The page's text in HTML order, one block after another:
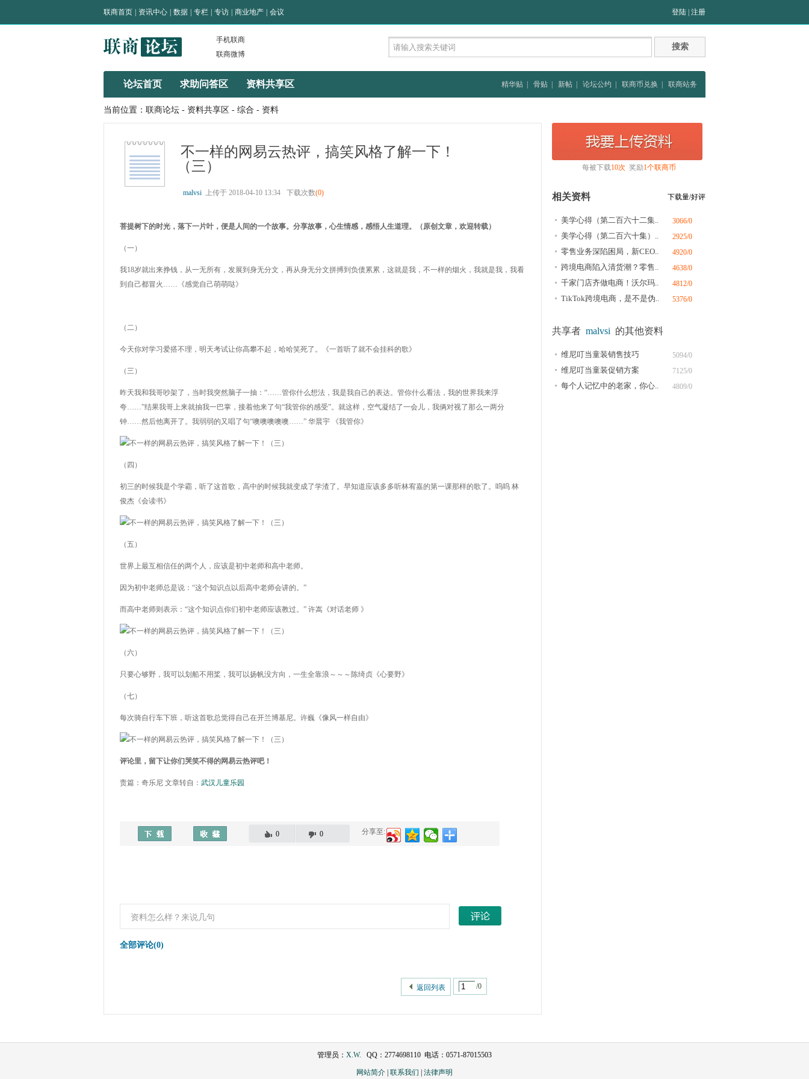
联商首页 资讯中心 数据 专栏 专访 商业地产 会议 登陆 注册
手机联商
联商微博
论坛首页 求助问答区 资料共享区 精华贴 骨贴 新帖 论坛公约 联商币兑换 联商站务
当前位置： 联商论坛 - 资料共享区 - 综合 - 资料
不一样的网易云热评，搞笑风格了解一下！
（三）
malvsi 上传于 2018-04-10 13:34 下载次数(0)
菩提树下的时光，落下一片叶，便是人间的一个故事。分享故事，心生情感，感悟人生道理。（原创文章，欢迎转载）
（一）
我18岁就出来挣钱，从一无所有，发展到身无分文，再从身无分文拼搏到负债累累，这就是我，不一样的烟火，我就是我，我看
到自己都冒火……《感觉自己萌萌哒》
（二）
今天你对学习爱搭不理，明天考试让你高攀不起，哈哈笑死了。《一首听了就不会挂科的歌》
（三）
昨天我和我哥吵架了，当时我突然脑子一抽：“……管你什么想法，我是我自己的表达。管你什么看法，我的世界我来浮
夸……”结果我哥上来就抽我一巴掌，接着他来了句“我管你的感受”。就这样，空气凝结了一会儿，我俩对视了那么一两分
钟……然后他离开了。我弱弱的又唱了句“噢噢噢噢噢……” 华晨宇 《我管你》
（四）
初三的时候我是个学霸，听了这首歌，高中的时候我就变成了学渣了。早知道应该多多听林宥嘉的第一课那样的歌了。呜呜 林
俊杰《会读书》
（五）
世界上最互相信任的两个人，应该是初中老师和高中老师。
因为初中老师总是说：“这个知识点以后高中老师会讲的。”
而高中老师则表示：“这个知识点你们初中老师应该教过。” 许嵩《对话老师 》
（六）
只要心够野，我可以划船不用桨，我可以扬帆没方向，一生全靠浪～～～陈绮贞《心要野》
（七）
每次骑自行车下班，听这首歌总觉得自己在开兰博基尼。许巍《像风一样自由》
评论里，留下让你们哭笑不得的网易云热评吧！
责篇：奇乐尼 文章转自： 武汉儿童乐园
0 0 分享至:
全部评论(0)
返回列表 /0
每被下载10次 奖励1个联商币
相关资料 下载量/好评
美学心得（第二百六十二集.. 3066/0
美学心得（第二百六十集）.. 2925/0
零售业务深陷困局，新CEO.. 4920/0
跨境电商陷入清货潮？零售.. 4638/0
千家门店齐做电商！沃尔玛.. 4812/0
TikTok跨境电商，是不是伪.. 5376/0
共享者 malvsi 的其他资料
维尼叮当童装销售技巧 5094/0
维尼叮当童装促销方案 7125/0
每个人记忆中的老家，你心.. 4809/0
管理员： X.W. QQ：2774698110 电话：0571-87015503
网站简介 联系我们 法律声明